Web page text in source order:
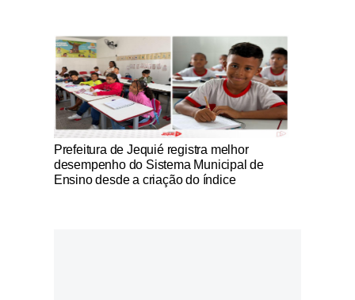
Notícias Católicas
Prefeitura de Jequié registra melhor
desempenho do Sistema Municipal de
Ensino desde a criação do índice